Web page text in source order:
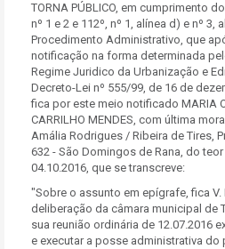
TORNA PÚBLICO, em cumprimento
nº 1 e 2 e 112º, nº 1, alínea d) e nº
Procedimento Administrativo, que
notificação na forma determinada
Regime Juridico da Urbanização e
Decreto-Lei nº 555/99, de 16 de
fica por este meio notificado MARIA
CARRILHO MENDES, com última
Amália Rodrigues / Ribeira de Tires,
632 - São Domingos de Rana, do
04.10.2016, que se transcreve:
"Sobre o assunto em epígrafe, fica
deliberação da câmara municipal de
sua reunião ordinária de 12.07.2016
e executar a posse administrativa do